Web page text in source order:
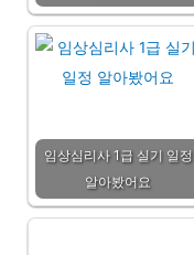
임상심리사 1급 실기 일정
알아봤어요